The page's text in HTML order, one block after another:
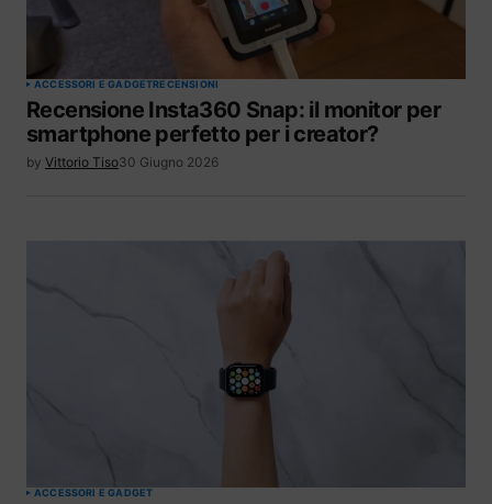
ACCESSORI E GADGETRECENSIONI
Recensione Insta360 Snap: il monitor per
smartphone perfetto per i creator?
by Vittorio Tiso30 Giugno 2026
ACCESSORI E GADGET